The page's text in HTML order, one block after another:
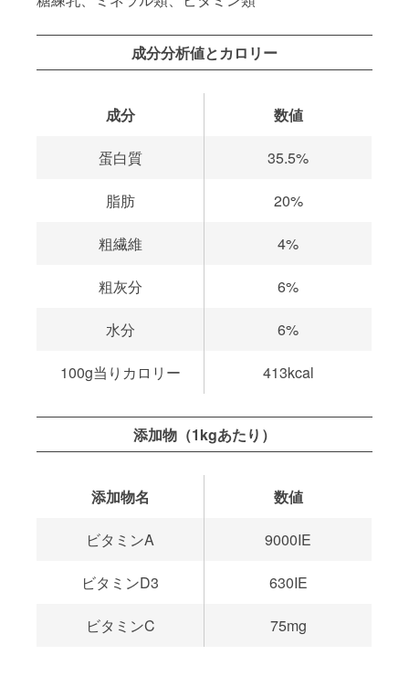
成分分析値とカロリー
成分 数値
蛋白質 35.5%
脂肪 20%
粗繊維 4%
粗灰分 6%
水分 6%
100g当りカロリー 413kcal
添加物（1kgあたり）
添加物名 数値
ビタミンA 9000IE
ビタミンD3 630IE
ビタミンC 75mg